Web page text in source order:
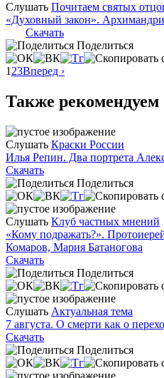
Слушать Почитаем святых
«Духовный закон».
Скачать
Поделиться
1 23Вперед ›
Также рекомендуем
Слушать Краски России
Илья Репин. Два портрета
Скачать
Поделиться
Слушать Клуб частных мнений
«Кому подражать?».
Комаров, Мария Батаногова
Скачать
Поделиться
Слушать Актуальная тема
7 августа. О смерти как о
Скачать
Поделиться